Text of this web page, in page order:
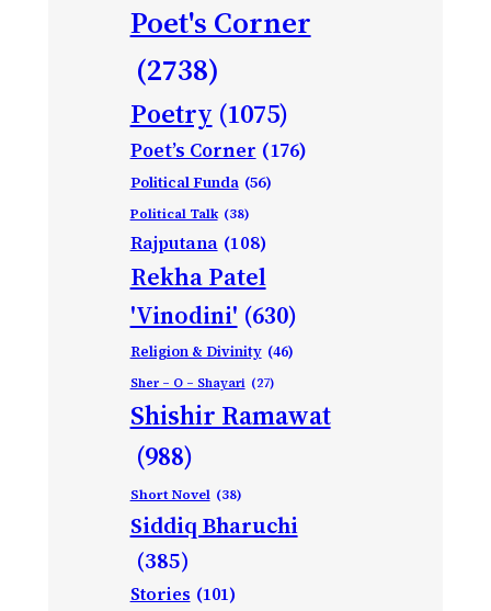
Poet's Corner
(2738)
Poetry (1075)
Poet’s Corner (176)
Political Funda (56)
Political Talk (38)
Rajputana (108)
Rekha Patel
'Vinodini' (630)
Religion & Divinity (46)
Sher – O – Shayari (27)
Shishir Ramawat
(988)
Short Novel (38)
Siddiq Bharuchi
(385)
Stories (101)